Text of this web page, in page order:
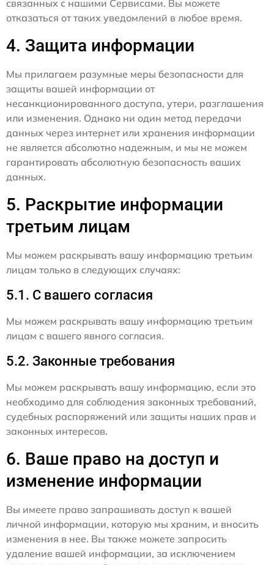
связанных с нашими Сервисами. Вы можете
отказаться от таких уведомлений в любое время.
4. Защита информации
Мы прилагаем разумные меры безопасности для
защиты вашей информации от
несанкционированного доступа, утери, разглашения
или изменения. Однако ни один метод передачи
данных через интернет или хранения информации
не является абсолютно надежным, и мы не можем
гарантировать абсолютную безопасность ваших
данных.
5. Раскрытие информации
третьим лицам
Мы можем раскрывать вашу информацию третьим
лицам только в следующих случаях:
5.1. С вашего согласия
Мы можем раскрывать вашу информацию третьим
лицам с вашего явного согласия.
5.2. Законные требования
Мы можем раскрывать вашу информацию, если это
необходимо для соблюдения законных требований,
судебных распоряжений или защиты наших прав и
законных интересов.
6. Ваше право на доступ и
изменение информации
Вы имеете право запрашивать доступ к вашей
личной информации, которую мы храним, и вносить
изменения в нее. Вы также можете запросить
удаление вашей информации, за исключением